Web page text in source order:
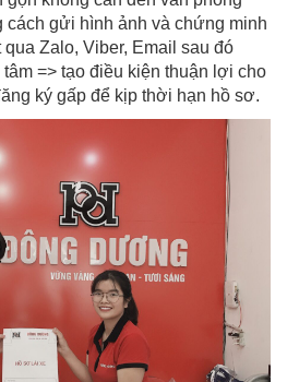
cách gửi hình ảnh và chứng minh
Zalo, Viber, Email sau đó
=> tạo điều kiện thuận lợi cho
ký gấp để kịp thời hạn hồ sơ.